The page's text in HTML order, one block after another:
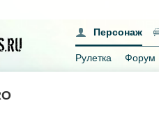
Персонаж
Рулетка Форум